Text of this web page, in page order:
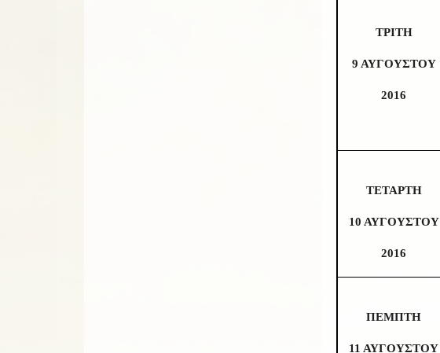
ΤΡΙΤΗ
9 ΑΥΓΟΥΣΤΟΥ
2016
ΤΕΤΑΡΤΗ
10 ΑΥΓΟΥΣΤΟΥ
2016
ΠΕΜΠΤΗ
11 ΑΥΓΟΥΣΤΟΥ